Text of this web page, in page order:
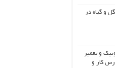
و گیاه در
و تعمیر
کار و